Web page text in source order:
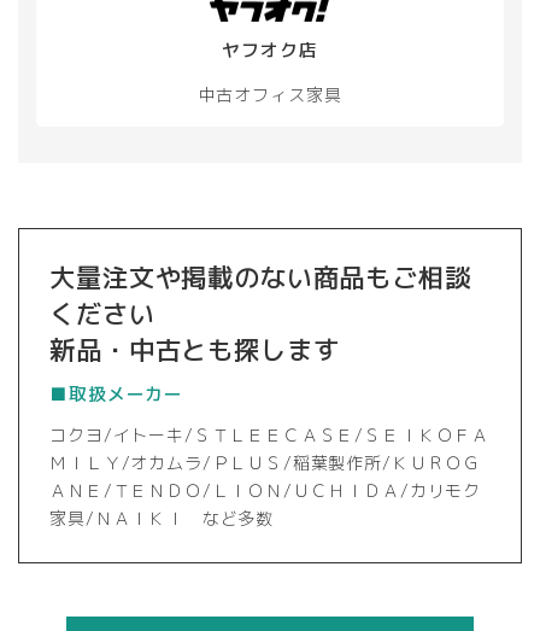
ヤフオク店
中古オフィス家具
大量注文や掲載のない商品もご相談
ください
新品・中古とも探します
■取扱メーカー
コクヨ/イトーキ/ＳＴＬＥＥＣＡＳＥ/ＳＥＩＫＯＦＡ
ＭＩＬＹ/オカムラ/ＰＬＵＳ/稲葉製作所/ＫＵＲＯＧ
ＡＮＥ/ＴＥＮＤＯ/ＬＩＯＮ/ＵＣＨＩＤＡ/カリモク
家具/ＮＡＩＫＩ など多数